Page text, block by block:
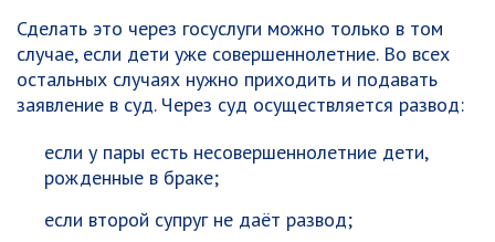
Сделать это через госуслуги можно только в том
случае, если дети уже совершеннолетние. Во всех
остальных случаях нужно приходить и подавать
заявление в суд. Через суд осуществляется развод:
если у пары есть несовершеннолетние дети,
рожденные в браке;
если второй супруг не даёт развод;